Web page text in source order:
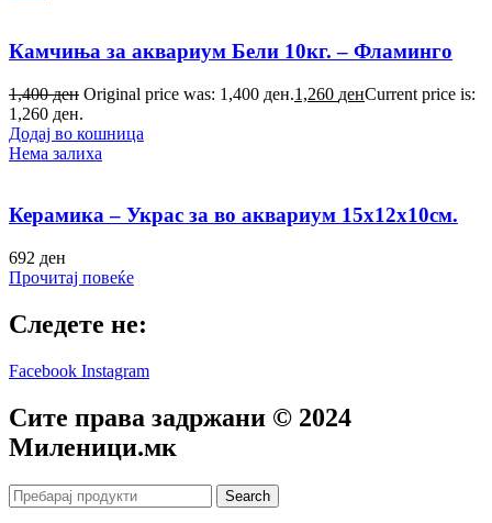
Камчиња за аквариум Бели 10кг. – Фламинго
1,400ден Original price was: 1,400 ден.1,260 денCurrent price is:
1,260 ден.
Додај во кошница
Нема залиха
Керамика – Украс за во аквариум 15х12х10см.
692 ден
Прочитај повеќе
Следете не:
Facebook Instagram
Сите права задржани © 2024
Mиленици.мк
Search